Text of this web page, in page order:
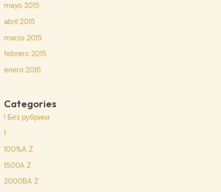
mayo 2015
abril 2015
marzo 2015
febrero 2015
enero 2015
Categories
! Без рубрики
1
100%A Z
1500A Z
2000BA Z